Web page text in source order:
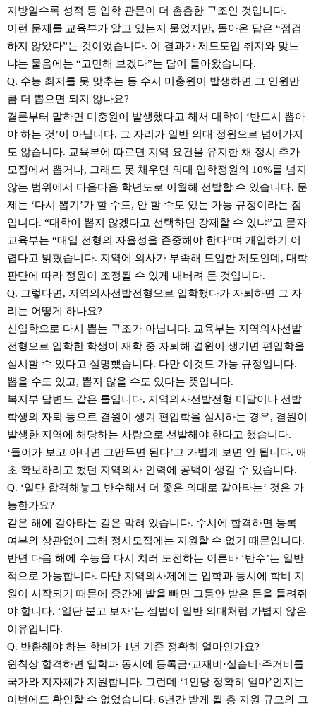
지방일수록 성적 등 입학 관문이 더 촘촘한 구조인 것입니다.
이런 문제를 교육부가 알고 있는지 물었지만, 돌아온 답은 “점검
하지 않았다”는 것이었습니다. 이 결과가 제도도입 취지와 맞느
냐는 물음에는 “고민해 보겠다”는 답이 돌아왔습니다.
Q. 수능 최저를 못 맞추는 등 수시 미충원이 발생하면 그 인원만
큼 더 뽑으면 되지 않나요?
결론부터 말하면 미충원이 발생했다고 해서 대학이 ‘반드시 뽑아
야 하는 것’이 아닙니다. 그 자리가 일반 의대 정원으로 넘어가지
도 않습니다. 교육부에 따르면 지역 요건을 유지한 채 정시 추가
모집에서 뽑거나, 그래도 못 채우면 의대 입학정원의 10%를 넘지
않는 범위에서 다음다음 학년도로 이월해 선발할 수 있습니다. 문
제는 ‘다시 뽑기’가 할 수도, 안 할 수도 있는 가능 규정이라는 점
입니다. “대학이 뽑지 않겠다고 선택하면 강제할 수 있냐”고 묻자
교육부는 “대입 전형의 자율성을 존중해야 한다”며 개입하기 어
렵다고 밝혔습니다. 지역에 의사가 부족해 도입한 제도인데, 대학
판단에 따라 정원이 조정될 수 있게 내버려 둔 것입니다.
Q. 그렇다면, 지역의사선발전형으로 입학했다가 자퇴하면 그 자
리는 어떻게 하나요?
신입학으로 다시 뽑는 구조가 아닙니다. 교육부는 지역의사선발
전형으로 입학한 학생이 재학 중 자퇴해 결원이 생기면 편입학을
실시할 수 있다고 설명했습니다. 다만 이것도 가능 규정입니다.
뽑을 수도 있고, 뽑지 않을 수도 있다는 뜻입니다.
복지부 답변도 같은 틀입니다. 지역의사선발전형 미달이나 선발
학생의 자퇴 등으로 결원이 생겨 편입학을 실시하는 경우, 결원이
발생한 지역에 해당하는 사람으로 선발해야 한다고 했습니다.
‘들어가 보고 아니면 그만두면 된다’고 가볍게 보면 안 됩니다. 애
초 확보하려고 했던 지역의사 인력에 공백이 생길 수 있습니다.
Q. ‘일단 합격해놓고 반수해서 더 좋은 의대로 갈아타는’ 것은 가
능한가요?
같은 해에 갈아타는 길은 막혀 있습니다. 수시에 합격하면 등록
여부와 상관없이 그해 정시모집에는 지원할 수 없기 때문입니다.
반면 다음 해에 수능을 다시 치러 도전하는 이른바 ‘반수’는 일반
적으로 가능합니다. 다만 지역의사제에는 입학과 동시에 학비 지
원이 시작되기 때문에 중간에 발을 빼면 그동안 받은 돈을 돌려줘
야 합니다. ‘일단 붙고 보자’는 셈법이 일반 의대처럼 가볍지 않은
이유입니다.
Q. 반환해야 하는 학비가 1년 기준 정확히 얼마인가요?
원칙상 합격하면 입학과 동시에 등록금·교재비·실습비·주거비를
국가와 지자체가 지원합니다. 그런데 ‘1인당 정확히 얼마’인지는
이번에도 확인할 수 없었습니다. 6년간 받게 될 총 지원 규모와 그